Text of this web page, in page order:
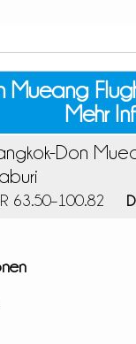
Mueang
Mehr
Don
63.50–100.82